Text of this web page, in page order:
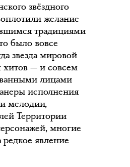
звёздного
желание
традициями
было вовсе
звезда мировой
хитов — и совсем
лицами
исполнения
мелодии,
Территории
многие
явление